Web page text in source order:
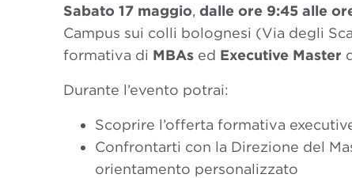
Sabato 17 maggio, dalle ore 9:45 alle
Campus sui colli bolognesi (Via degli
formativa di MBAs ed Executive Master
Durante l’evento potrai:
Scoprire l’offerta formativa
Confrontarti con la Direzione del
orientamento personalizzato